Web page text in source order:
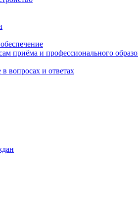
приёма и профессионального
вопросах и ответах